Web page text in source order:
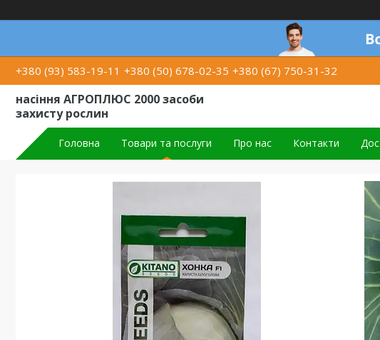
+380 (93) 583-19-11 +380 (50) 678-02-35 +380 (67) 750-31-32
насіння АГРОПЛЮС 2000 засоби
захисту рослин
Головна Товари та послуги Про нас Контакти